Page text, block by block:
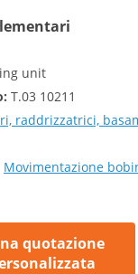
unit
T.03 10211
raddrizzatrici,
Movimentazione
quotazione